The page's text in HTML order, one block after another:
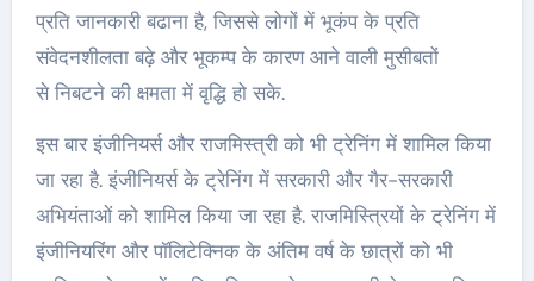
प्रति जानकारी बढाना है, जिससे लोगों में भूकंप के प्रति
संवेदनशीलता बढ़े और भूकम्प के कारण आने वाली मुसीबतों
से निबटने की क्षमता में वृद्धि हो सके.
इस बार इंजीनियर्स और राजमिस्त्री को भी ट्रेनिंग में शामिल किया
जा रहा है. इंजीनियर्स के ट्रेनिंग में सरकारी और गैर-सरकारी
अभियंताओं को शामिल किया जा रहा है. राजमिस्त्रियों के ट्रेनिंग में
इंजीनियरिंग और पॉलिटेक्निक के अंतिम वर्ष के छात्रों को भी